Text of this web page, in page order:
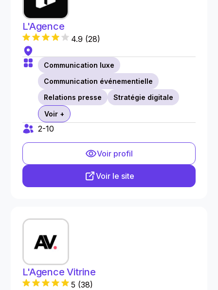
L'Agence
4.9 (28)
Communication luxe
Communication événementielle
Relations presse
Stratégie digitale
Voir +
2-10
Voir profil
Voir le site
L'Agence Vitrine
5 (38)